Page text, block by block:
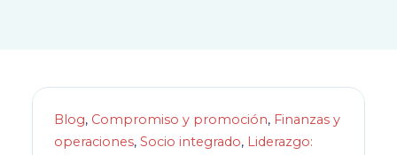
Blog, Compromiso y promoción, Finanzas y
operaciones, Socio integrado, Liderazgo: